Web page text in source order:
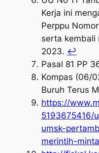
Kerja ini
Perppu
serta kembali
2023. ↩︎
Pasal 81 PP
Kompas (06/
Buruh Terus
https://
5193675416/
umsk-
merintih-